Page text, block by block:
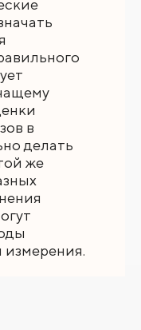
в
делать
же